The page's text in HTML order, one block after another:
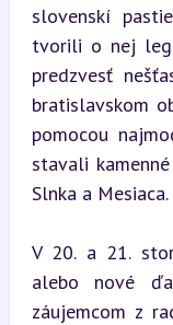
slovenskí
tvorili o nej
predzvesť
bratislavskom
pomocou
stavali
Slnka a Mesiaca.
V 20. a 21.
alebo nové
záujemcom z